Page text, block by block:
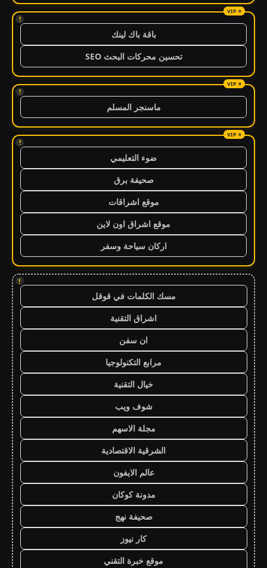
!
باقة باك لينك
تحسين محركات البحث SEO
!
ماسنجر المسلم
!
ضوء التعليمي
صحيفة برق
موقع اشراقات
موقع اشراق اون لاين
اركان سياحة وسفر
!
مسك الكلمات في قوقل
اشراق التقنية
ان سفن
مرابع التكنولوجيا
خيال التقنية
شوف ويب
مجلة الاسهم
الشرقية الاقتصادية
عالم الايفون
مدونة كوكان
صحيفة نهج
كار نيوز
موقع خبرة التقني